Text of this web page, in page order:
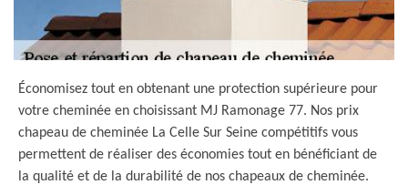
Économisez tout en obtenant une protection supérieure pour
votre cheminée en choisissant MJ Ramonage 77. Nos prix
chapeau de cheminée La Celle Sur Seine compétitifs vous
permettent de réaliser des économies tout en bénéficiant de
la qualité et de la durabilité de nos chapeaux de cheminée.